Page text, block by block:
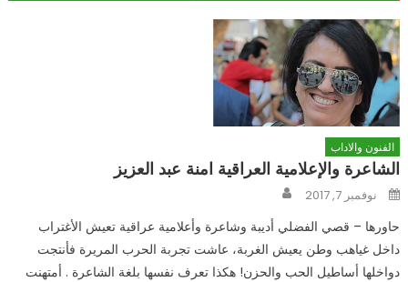
الفنون والاداب
الشاعرة والإعلامية العراقية امنة عبد العزيز
Posted
onنوفمبر 7, 2017
حاورها – قصي الفضلي أديبة وشاعرة وأعلامية عراقية تعيش الأغتراب
داخل غياهب وطن يعيش الغربة، عاشت تجربة الحرب المريرة فأنتجت
دواخلها أساطيل الحب والحزن! هكذا تعرف نفسها بلغة الشاعرة . أمتهنت